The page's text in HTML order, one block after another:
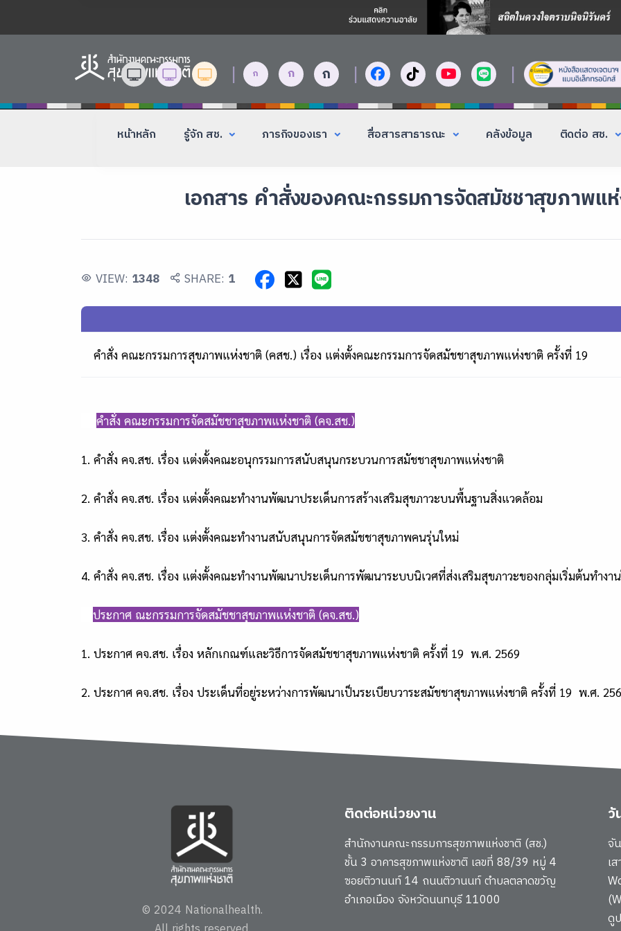
| ก ก ก | |
หน้าหลัก รู้จัก สช. ภารกิจของเรา สื่อสารสาธารณะ คลังข้อมูล ติดต่อ สช.
เอกสาร คำสั่งของคณะกรรมการจัดสมัชชาสุขภาพแ
VIEW: 1348 SHARE: 1
คำสั่ง คณะกรรมการสุขภาพแห่งชาติ (คสช.) เรื่อง แต่งตั้งคณะกรรมการจัดสมัชชาสุขภาพแห่งชาติ ครั้งที่ 19
คำสั่ง คณะกรรมการจัดสมัชชาสุขภาพแห่งชาติ (คจ.สช.)
1. คำสั่ง คจ.สช. เรื่อง แต่งตั้งคณะอนุกรรมการสนับสนุนกระบวนการสมัชชาสุขภาพแห่งชาติ
2. คำสั่ง คจ.สช. เรื่อง แต่งตั้งคณะทำงานพัฒนาประเด็นการสร้างเสริมสุขภาวะบนพื้นฐานสิ่งแวดล้อม
3. คำสั่ง คจ.สช. เรื่อง แต่งตั้งคณะทำงานสนับสนุนการจัดสมัชชาสุขภาพคนรุ่นใหม่
4. คำสั่ง คจ.สช. เรื่อง แต่งตั้งคณะทำงานพัฒนาประเด็นการพัฒนาระบบนิเวศที่ส่งเสริมสุขภาวะของกลุ่มเริ่มต้นทำงา
ประกาศ ณะกรรมการจัดสมัชชาสุขภาพแห่งชาติ (คจ.สช.)
1. ประกาศ คจ.สช. เรื่อง หลักเกณฑ์และวิธีการจัดสมัชชาสุขภาพแห่งชาติ ครั้งที่ 19 พ.ศ. 2569
2. ประกาศ คจ.สช. เรื่อง ประเด็นที่อยู่ระหว่างการพัฒนาเป็นระเบียบวาระสมัชชาสุขภาพแห่งชาติ ครั้งที่ 19 พ.ศ.
© 2024 Nationalhealth.
ติดต่อหน่วยงาน
สำนักงานคณะกรรมการสุขภาพแห่งชาติ (สช.)
ชั้น 3 อาคารสุขภาพแห่งชาติ เลขที่ 88/39 หมู่ 4
ซอยติวานนท์ 14 ถนนติวานนท์ ตำบลตลาดขวัญ
อำเภอเมือง จังหวัดนนทบุรี 11000
วั
จั
เ
ดู